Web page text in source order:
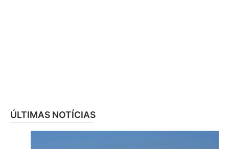
ÚLTIMAS NOTÍCIAS